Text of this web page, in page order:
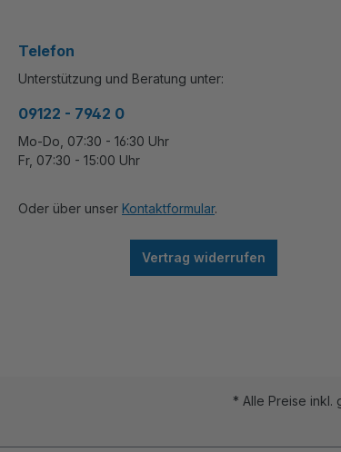
Telefon
Unterstützung und Beratung unter:
09122 - 7942 0
Mo-Do, 07:30 - 16:30 Uhr
Fr, 07:30 - 15:00 Uhr
Oder über unser Kontaktformular.
Vertrag widerrufen
* Alle Preise inkl.